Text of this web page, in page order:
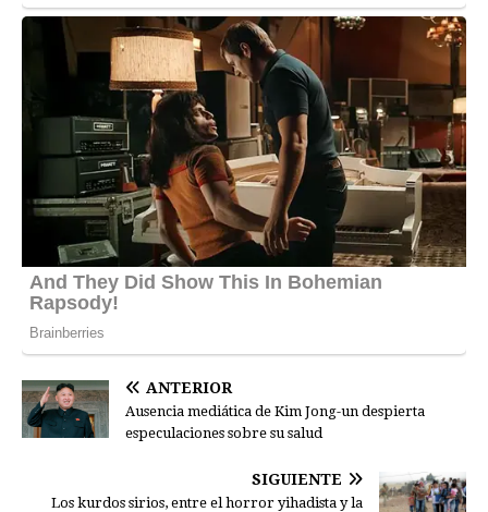
ANTERIOR
Ausencia mediática de Kim Jong-un despierta
especulaciones sobre su salud
SIGUIENTE
Los kurdos sirios, entre el horror yihadista y la